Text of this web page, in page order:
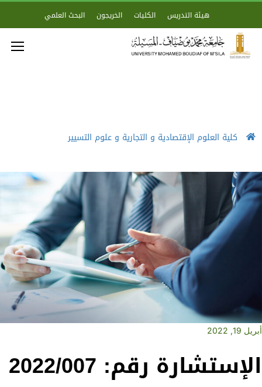
هيئة التدريس الكليات الخريجون البحث العلمي
كلية العلوم الإقتصادية و التجارية و علوم التسيير
أبريل 19, 2022
الإستشارة رقم: 2022/007